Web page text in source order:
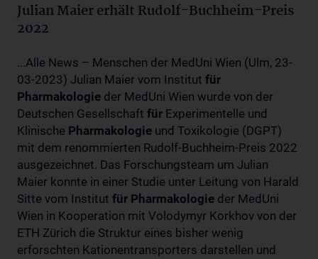
Julian Maier erhält Rudolf-Buchheim-Preis
2022
...Alle News – Menschen der MedUni Wien (Ulm, 23-
03-2023) Julian Maier vom Institut für
Pharmakologie der MedUni Wien wurde von der
Deutschen Gesellschaft für Experimentelle und
Klinische Pharmakologie und Toxikologie (DGPT)
mit dem renommierten Rudolf-Buchheim-Preis 2022
ausgezeichnet. Das Forschungsteam um Julian
Maier konnte in einer Studie unter Leitung von Harald
Sitte vom Institut für Pharmakologie der MedUni
Wien in Kooperation mit Volodymyr Korkhov von der
ETH Zürich die Struktur eines bisher wenig
erforschten Kationentransporters darstellen und